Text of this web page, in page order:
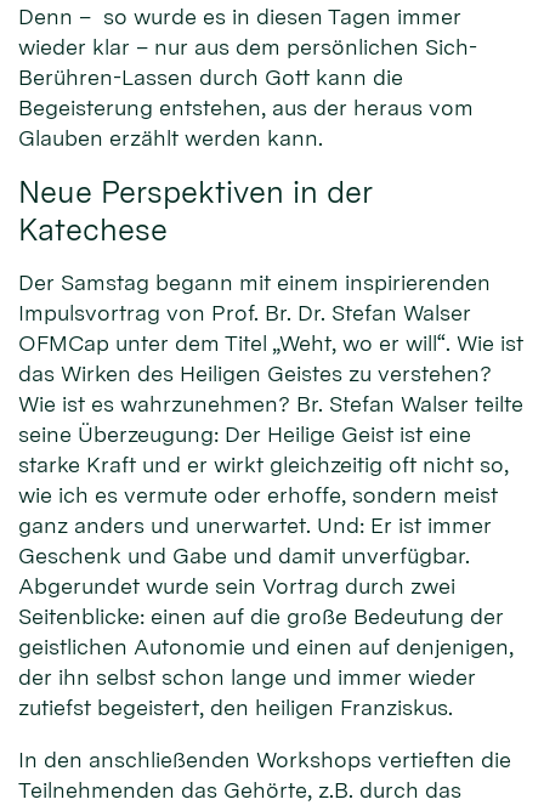
Denn – so wurde es in diesen Tagen immer
wieder klar – nur aus dem persönlichen Sich-
Berühren-Lassen durch Gott kann die
Begeisterung entstehen, aus der heraus vom
Glauben erzählt werden kann.
Neue Perspektiven in der
Katechese
Der Samstag begann mit einem inspirierenden
Impulsvortrag von Prof. Br. Dr. Stefan Walser
OFMCap unter dem Titel „Weht, wo er will“. Wie ist
das Wirken des Heiligen Geistes zu verstehen?
Wie ist es wahrzunehmen? Br. Stefan Walser teilte
seine Überzeugung: Der Heilige Geist ist eine
starke Kraft und er wirkt gleichzeitig oft nicht so,
wie ich es vermute oder erhoffe, sondern meist
ganz anders und unerwartet. Und: Er ist immer
Geschenk und Gabe und damit unverfügbar.
Abgerundet wurde sein Vortrag durch zwei
Seitenblicke: einen auf die große Bedeutung der
geistlichen Autonomie und einen auf denjenigen,
der ihn selbst schon lange und immer wieder
zutiefst begeistert, den heiligen Franziskus.
In den anschließenden Workshops vertieften die
Teilnehmenden das Gehörte, z.B. durch das